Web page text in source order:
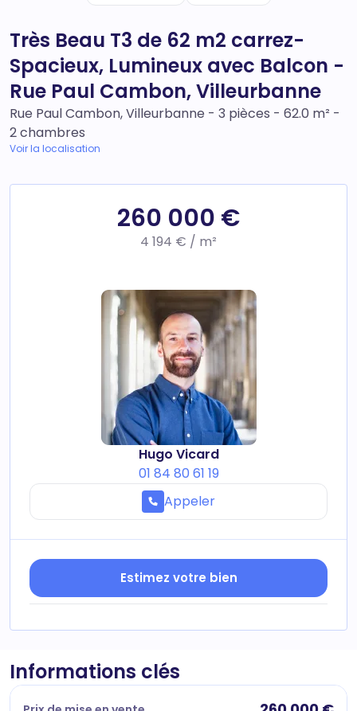
Très Beau T3 de 62 m2 carrez-
Spacieux, Lumineux avec Balcon -
Rue Paul Cambon, Villeurbanne
Rue Paul Cambon, Villeurbanne - 3 pièces - 62.0 m² -
2 chambres
Voir la localisation
260 000 €
4 194 € / m²
Hugo Vicard
01 84 80 61 19
Appeler
Estimez votre bien
Informations clés